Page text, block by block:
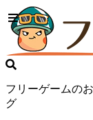
フリーゲームの
グ